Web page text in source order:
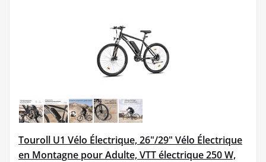
Touroll U1 Vélo Électrique, 26"/29" Vélo Électrique
en Montagne pour Adulte, VTT électrique 250 W,